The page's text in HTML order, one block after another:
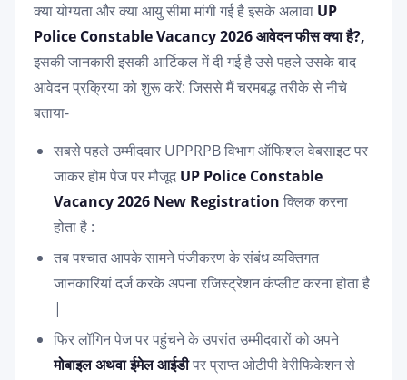
क्या योग्यता और क्या आयु सीमा मांगी गई है इसके अलावा UP
Police Constable Vacancy 2026 आवेदन फीस क्या है?,
इसकी जानकारी इसकी आर्टिकल में दी गई है उसे पहले उसके बाद
आवेदन प्रक्रिया को शुरू करें: जिससे मैं चरमबद्ध तरीके से नीचे
बताया-
सबसे पहले उम्मीदवार UPPRPB विभाग ऑफिशल वेबसाइट पर
जाकर होम पेज पर मौजूद UP Police Constable
Vacancy 2026 New Registration क्लिक करना
होता है :
तब पश्चात आपके सामने पंजीकरण के संबंध व्यक्तिगत
जानकारियां दर्ज करके अपना रजिस्ट्रेशन कंप्लीट करना होता है
|
फिर लॉगिन पेज पर पहुंचने के उपरांत उम्मीदवारों को अपने
मोबाइल अथवा ईमेल आईडीपर प्राप्त ओटीपी वेरीफिकेशन से